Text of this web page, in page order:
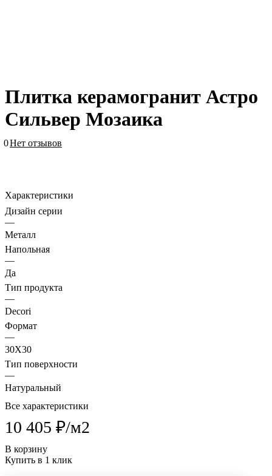
Плитка керамогранит Астро
Сильвер Мозаика
0Нет отзывов
Характеристики
Дизайн серии
—
Металл
Напольная
—
Да
Тип продукта
—
Decori
Формат
—
30X30
Тип поверхности
—
Натуральный
Все характеристики
10 405 ₽/м2
В корзину
Купить в 1 клик